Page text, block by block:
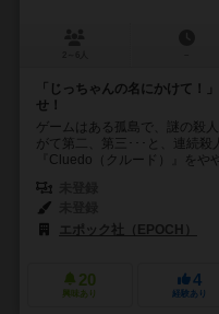
「じっちゃんの名にかけて！
せ！
ゲームはある孤島で、謎の殺
がて第二、第三･･･と、連続殺
『Cluedo（クルード）』をや
エポック社（EPOCH）
20
興味あり
4
経験あり